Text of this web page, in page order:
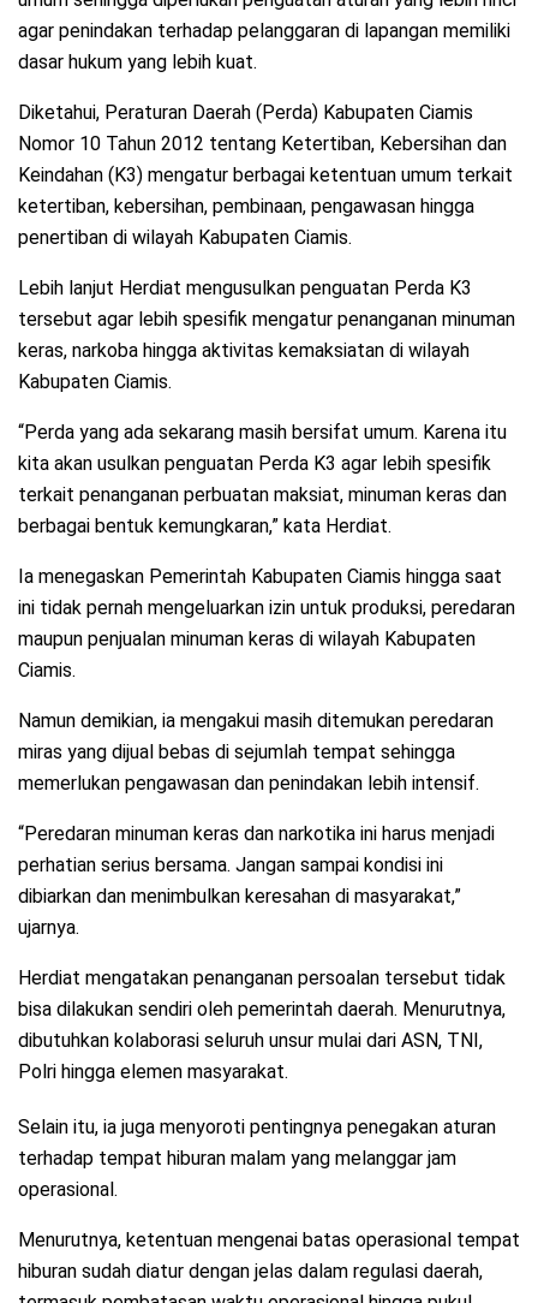
agar penindakan terhadap pelanggaran di lapangan memiliki
dasar hukum yang lebih kuat.
Diketahui, Peraturan Daerah (Perda) Kabupaten Ciamis
Nomor 10 Tahun 2012 tentang Ketertiban, Kebersihan dan
Keindahan (K3) mengatur berbagai ketentuan umum terkait
ketertiban, kebersihan, pembinaan, pengawasan hingga
penertiban di wilayah Kabupaten Ciamis.
Lebih lanjut Herdiat mengusulkan penguatan Perda K3
tersebut agar lebih spesifik mengatur penanganan minuman
keras, narkoba hingga aktivitas kemaksiatan di wilayah
Kabupaten Ciamis.
“Perda yang ada sekarang masih bersifat umum. Karena itu
kita akan usulkan penguatan Perda K3 agar lebih spesifik
terkait penanganan perbuatan maksiat, minuman keras dan
berbagai bentuk kemungkaran,” kata Herdiat.
Ia menegaskan Pemerintah Kabupaten Ciamis hingga saat
ini tidak pernah mengeluarkan izin untuk produksi, peredaran
maupun penjualan minuman keras di wilayah Kabupaten
Ciamis.
Namun demikian, ia mengakui masih ditemukan peredaran
miras yang dijual bebas di sejumlah tempat sehingga
memerlukan pengawasan dan penindakan lebih intensif.
“Peredaran minuman keras dan narkotika ini harus menjadi
perhatian serius bersama. Jangan sampai kondisi ini
dibiarkan dan menimbulkan keresahan di masyarakat,”
ujarnya.
Herdiat mengatakan penanganan persoalan tersebut tidak
bisa dilakukan sendiri oleh pemerintah daerah. Menurutnya,
dibutuhkan kolaborasi seluruh unsur mulai dari ASN, TNI,
Polri hingga elemen masyarakat.
Selain itu, ia juga menyoroti pentingnya penegakan aturan
terhadap tempat hiburan malam yang melanggar jam
operasional.
Menurutnya, ketentuan mengenai batas operasional tempat
hiburan sudah diatur dengan jelas dalam regulasi daerah,